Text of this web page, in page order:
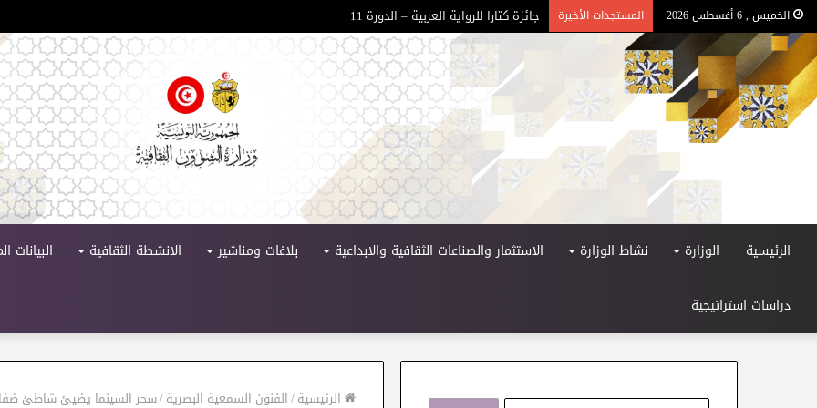
الخميس , 6 أغسطس 2026 المستجدات الأخيرة جائزة كتارا للرواية العربية – الدورة 11
الرئيسية الوزارة نشاط الوزارة الاستثمار والصناعات الثقافية والابداعية بلاغات ومناشير الانشطة الثقافية البيانات
دراسات استراتيجية
الرئيسية/الفنون السمعية البصرية/سحر السينما يضيئ شاطئ ضفاف